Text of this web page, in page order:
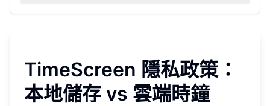
TimeScreen 隱私政策：
本地儲存 vs 雲端時鐘